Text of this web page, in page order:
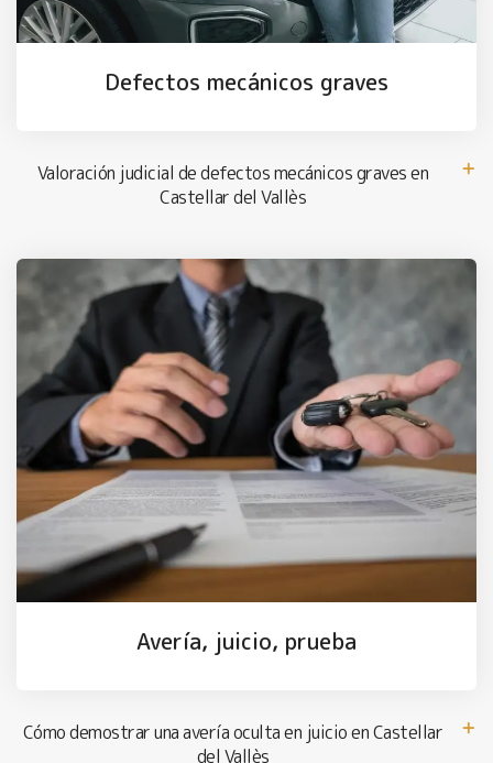
Defectos mecánicos graves
Valoración judicial de defectos mecánicos graves en
Castellar del Vallès
Avería, juicio, prueba
Cómo demostrar una avería oculta en juicio en Castellar
del Vallès